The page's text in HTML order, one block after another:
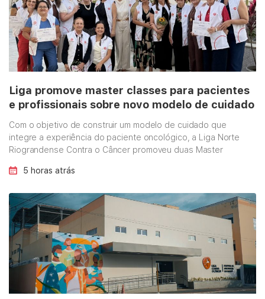
Liga promove master classes para pacientes
e profissionais sobre novo modelo de cuidado
oncológico
Com o objetivo de construir um modelo de cuidado que
integre a experiência do paciente oncológico, a Liga Norte
Riograndense Contra o Câncer promoveu duas Master
Oncológicos. Os encontros aconteceram entre 20 a 29 de
Alecrim, e foram direcionados para …
Continued
5 horas atrás